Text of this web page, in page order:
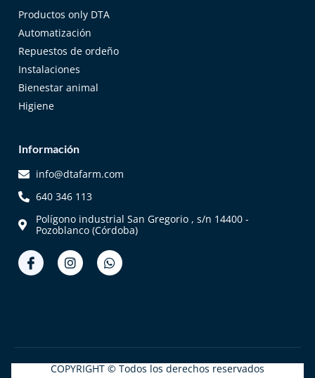
Productos only DTA
Automatización
Repuestos de ordeño
Instalaciones
Bienestar animal
Higiene
Información
info@dtafarm.com
640 346 113
Polígono industrial San Gregorio , s/n 14400 -
Pozoblanco (Córdoba)
COPYRIGHT © Todos los derechos reservados